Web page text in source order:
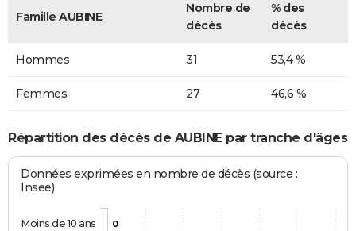
Famille AUBINE
Nombre de
décès
% des
décès
Hommes 31 53,4 %
Femmes 27 46,6 %
Répartition des décès de AUBINE par tranche d'âges
Données exprimées en nombre de décès (source :
Insee)
0
Moins de 10 ans